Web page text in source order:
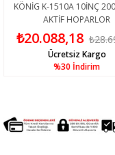
K-1510A 10İNÇ 200 WATT
AKTİF HOPARLOR
₺28.697,40
İndirim
Ücretsiz Kargo